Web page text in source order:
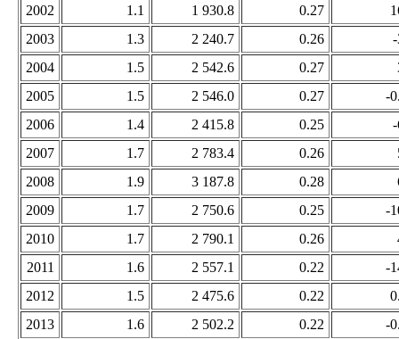
2002
1.1 1 930.8 0.27
2003
1.3 2 240.7 0.26
2004
1.5 2 542.6 0.27
2005
1.5 2 546.0 0.27
-
2006
1.4 2 415.8 0.25
2007
1.7 2 783.4 0.26
2008
1.9 3 187.8 0.28
2009
1.7 2 750.6 0.25
-
2010
1.7 2 790.1 0.26
2011
1.6 2 557.1 0.22
-
2012
1.5 2 475.6 0.22
2013
1.6 2 502.2 0.22
-